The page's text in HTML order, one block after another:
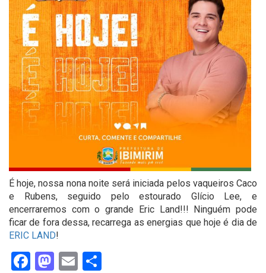
É hoje, nossa nona noite será iniciada pelos vaqueiros Caco
e Rubens, seguido pelo estourado Glício Lee, e
encerraremos com o grande Eric Land!!! Ninguém pode
ficar de fora dessa, recarrega as energias que hoje é dia de
ERIC LAND!
Facebook
Mastodon
Email